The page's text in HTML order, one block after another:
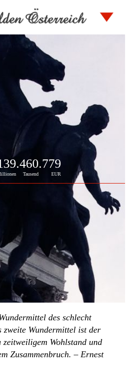
.779
EUR
.460
Tausend
des schlecht
zweite Wundermittel ist der
Wohlstand und
Zusammenbruch. – Ernest